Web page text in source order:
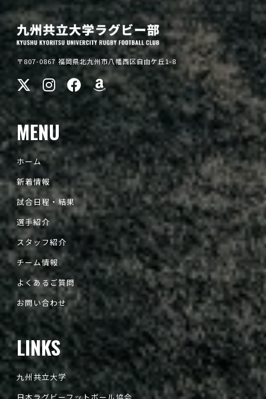
〒807-0867 福岡県北九州市八幡西区自由ケ丘1-8
MENU
ホーム
新着情報
試合日程・結果
選手紹介
スタッフ紹介
チーム情報
よくあるご質問
お問い合わせ
LINKS
九州共立大学